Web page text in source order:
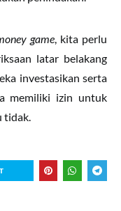
game, kita perlu
latar belakang
investasikan serta
memiliki izin untuk
tidak.